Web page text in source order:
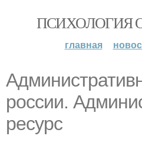
ПСИХОЛОГИЯ
главная
россии.
ресурс